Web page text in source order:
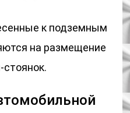
к подземным
на размещение